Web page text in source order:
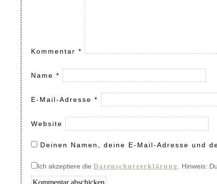
Kommentar *
Name *
E-Mail-Adresse *
Website
Deinen Namen, deine E-Mail-Adresse und
Ich akzeptiere die Datenschutzerklärung . Hinweis: